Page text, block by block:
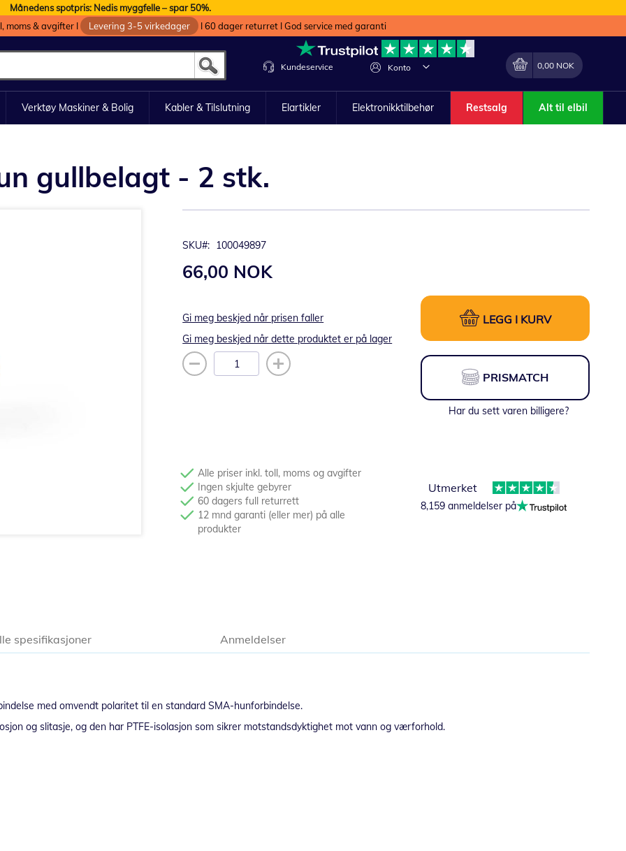
Månedens spotpris: Nedis myggfelle – spar 50%.
moms & avgifter I
Levering 3-5 virkedager I 60 dager returret I God service med garanti
Konto Endring
Min handlekurv
0,00 NOK
Kundeservice
Verktøy Maskiner & Bolig Kabler & Tilslutning Elartikler Elektronikktilbehør Restsalg Alt til elbil
gullbelagt - 2 stk.
SKU 100049897
66,00 NOK
Gi meg beskjed når prisen faller
Gi meg beskjed når dette produktet er på lager
LEGG I KURV
PRISMATCH
Har du sett varen billigere?
Alle priser inkl. toll, moms og avgifter
Ingen skjulte gebyrer
60 dagers full returrett
12 mnd garanti (eller mer) på alle
produkter
Utmerket
8,159 anmeldelser på
med omvendt polaritet til en standard SMA-hunforbindelse.
og slitasje, og den har PTFE-isolasjon som sikrer motstandsdyktighet mot vann og værforhold.
spesifikasjoner Anmeldelser